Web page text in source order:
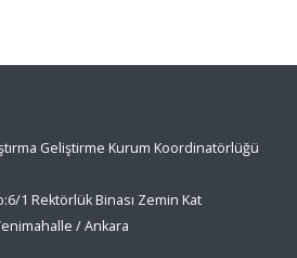
Geliştirme Kurum Koordinatörlüğü
1 Rektörlük Binası Zemin Kat
/ Ankara